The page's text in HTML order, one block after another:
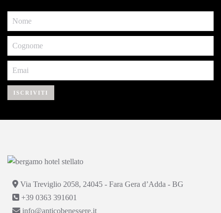
ISCRIVITI
Via Treviglio 2058, 24045 - Fara Gera d’Adda - BG
+39 0363 391601
info@anticobenessere.it